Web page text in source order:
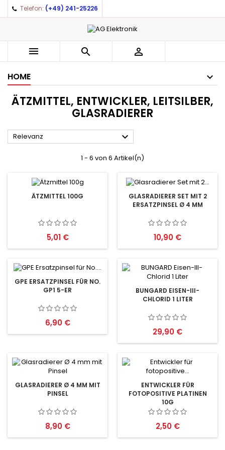
Telefon: (+49) 241-25226
  
HOME
ÄTZMITTEL, ENTWICKLER, LEITSILBER,
GLASRADIERER
Relevanz 
1 - 6 von 6 Artikel(n)
ÄTZMITTEL 100G
Preis
5,01 €
GLASRADIERER SET MIT 2
ERSATZPINSEL Ø 4 MM
Preis
10,90 €
GPE ERSATZPINSEL FÜR NO.
GP1 5-ER
Preis
6,90 €
BUNGARD EISEN-III-
CHLORID 1 LITER
Preis
29,90 €
GLASRADIERER Ø 4 MM MIT
PINSEL
Preis
8,90 €
ENTWICKLER FÜR
FOTOPOSITIVE PLATINEN
10G
Preis
2,50 €